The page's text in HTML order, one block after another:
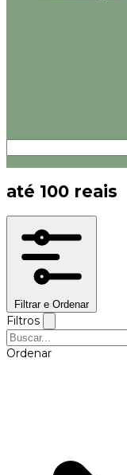
até 100 reais
Filtrar e Ordenar
Filtros
Ordenar